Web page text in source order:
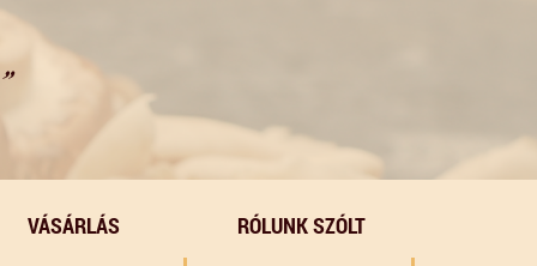
VÁSÁRLÁS RÓLUNK SZÓLT